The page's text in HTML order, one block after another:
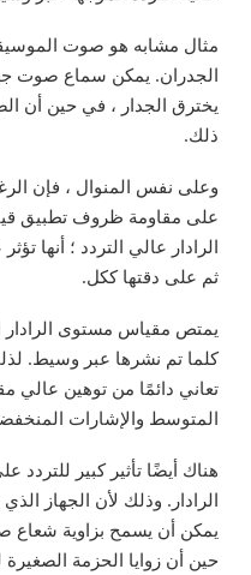
مثال مشابه هو صوت
الجدران. يمكن سماع صوت
يخترق الجدار ، في حين أن
ذلك.
وعلى نفس المنوال ، فإن
على مقاومة ظروف تطبيق
الرادار عالي التردد ؛ أنها
ثم على دقتها ككل.
يمتص مقياس مستوى الرادار
كلما تم نشرها عبر وسيط.
تعاني دائمًا من توهين عالي
المتوسط والإشارات
هناك أيضًا تأثير كبير
الرادار. وذلك لأن الجهاز
يمكن أن يسمح بزاوية شعاع
حين أن زوايا الحزمة الصغيرة